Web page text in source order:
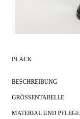
BLACK
BESCHREIBUNG
GRÖSSENTABELLE
MATERIAL UND PFLEGE